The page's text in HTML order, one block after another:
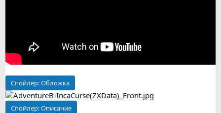
Спойлер:Обложка
Спойлер:Описание